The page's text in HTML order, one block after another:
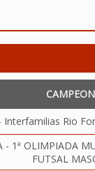
Interfamilias Rio
- 1ª OLIMPIADA
FUTSAL